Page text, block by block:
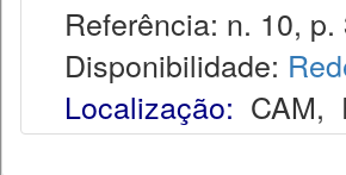
Referência: n. 10,
Disponibilidade:
Localização: CAM,